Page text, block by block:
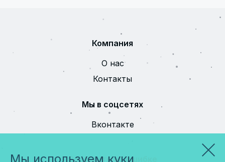
Компания
О нас
Контакты
Мы в соцсетях
Вконтакте
Сообщить об ошибке
Мы используем куки